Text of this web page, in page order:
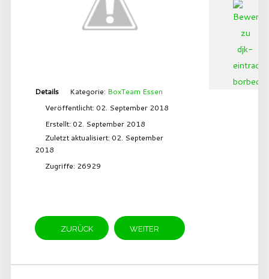
Details Kategorie: BoxTeam Essen
Veröffentlicht: 02. September 2018
Erstellt: 02. September 2018
Zuletzt aktualisiert: 02. September
2018
Zugriffe: 26929
ZURÜCK WEITER